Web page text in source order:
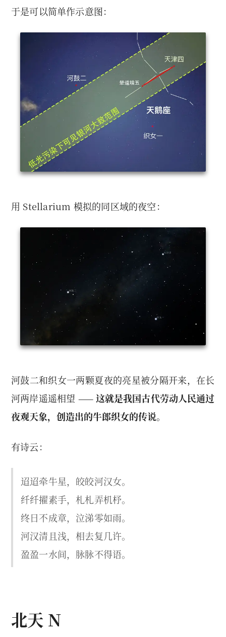
于是可以简单作示意图：
用 Stellarium 模拟的同区域的夜空：
河鼓二和织女一两颗夏夜的亮星被分隔开来，在长
河两岸遥遥相望 ——这就是我国古代劳动人民通过
夜观天象，创造出的牛郎织女的传说。
有诗云：
迢迢牵牛星，皎皎河汉女。
纤纤擢素手，札札弄机杼。
终日不成章，泣涕零如雨。
河汉清且浅，相去复几许。
盈盈一水间，脉脉不得语。
北天 N